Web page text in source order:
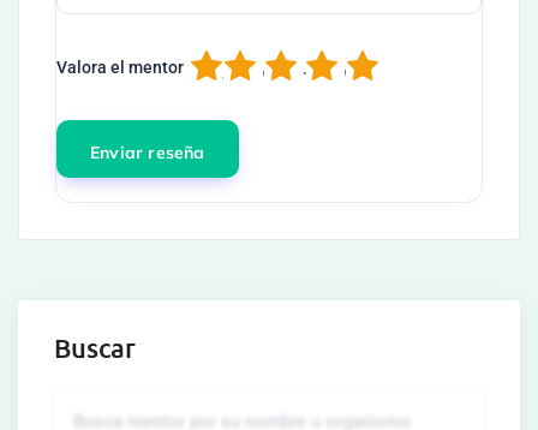
Valora el mentor 5
4
3
2
1
Buscar